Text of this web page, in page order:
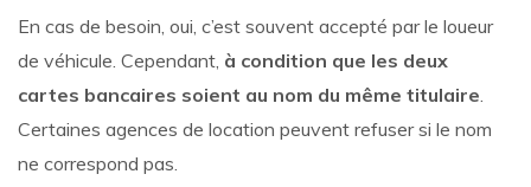
En cas de besoin, oui, c’est souvent accepté par le loueur
de véhicule. Cependant, à condition que les deux
cartes bancaires soient au nom du même titulaire.
Certaines agences de location peuvent refuser si le nom
ne correspond pas.